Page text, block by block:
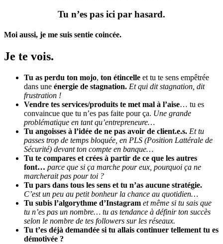
Tu n’es pas ici par hasard.
Moi aussi, je me suis sentie coincée.
Je te vois.
Tu as perdu ton mojo, ton étincelle et tu te sens empêtrée
dans une énergie de stagnation. Et qui dit stagnation, dit
frustration !
Vendre tes services/produits te met mal à l’aise… tu es
convaincue que tu n’es pas faite pour ça. Une grande
problématique en tant qu’entrepreneure…
Tu angoisses à l’idée de ne pas avoir de client.e.s. Et tu
passes trop de temps bloquée, en PLS (Position Lattérale de
Sécurité) devant ton compte en banque…
Tu te compares et crées à partir de ce que les autres
font… parce que si ça marche pour eux, pourquoi ça ne
marcherait pas pour toi ?
Tu pars dans tous les sens et tu n’as aucune stratégie.
C’est un peu au petit bonheur la chance au quotidien…
Tu subis l’algorythme d’Instagram et même si tu sais que
tu n’es pas un nombre… tu as tendance à définir ton succès
selon le nombre de tes followers sur les réseaux.
Tu t’es déjà demandée si tu allais continuer tellement tu es
démotivée ?